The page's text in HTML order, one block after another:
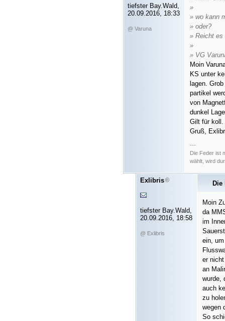
tiefster Bay.Wald,
20.09.2016, 18:33
@ Varuna
»
» wo kann
» oder?
» Reicht es
»
» VG
Moin
KS unter
lagen.
partikel
von
dunkel
Gilt für koll.
Gruß,
---
Die Feder ist
wählt, wird
Exlibris
tiefster Bay.Wald,
20.09.2016, 18:58
@ Exlibris
Die
Moin
da
im
ein,
er
an
wurde,
auch
zu
wegen
So